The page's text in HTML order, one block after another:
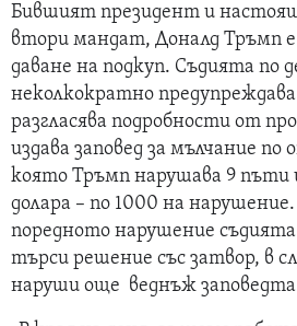
Бившият президент и
втори мандат, Доналд Тръмп е
даване на подкуп. Съдията по
неколкократно
разгласява подробности от
издава заповед за мълчание по
която Тръмп нарушава 9 пъти
долара – по 1000 на
поредното нарушение
търси решение със затвор, в
наруши още веднъж